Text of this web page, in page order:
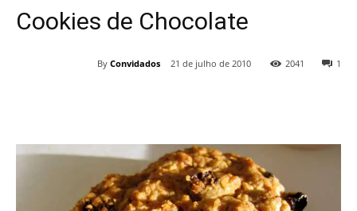
Cookies de Chocolate
By Convidados 21 de julho de 2010 1
2041